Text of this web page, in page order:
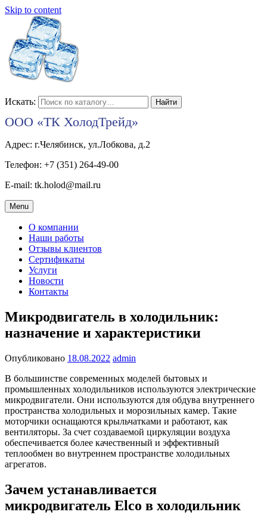
Skip to content
Искать:
ООО «ТК ХолодТрейд»
Адрес: г.Челябинск, ул.Лобкова, д.2
Телефон: +7 (351) 264-49-00
E-mail: tk.holod@mail.ru
Menu
О компании
Наши работы
Отзывы клиентов
Сертификаты
Услуги
Новости
Контакты
Микродвигатель в холодильник:
назначение и характеристики
Опубликовано 18.08.2022 admin
В большинстве современных моделей бытовых и
промышленных холодильников используются электрические
микродвигатели. Они используются для обдува внутреннего
пространства холодильных и морозильных камер. Такие
моторчики оснащаются крыльчатками и работают, как
вентиляторы. За счет создаваемой циркуляции воздуха
обеспечивается более качественный и эффективный
теплообмен во внутреннем пространстве холодильных
агрегатов.
Зачем устанавливается
микродвигатель Elco в холодильник